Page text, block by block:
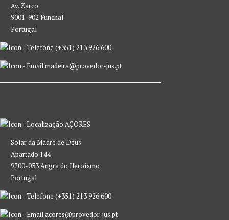
Av. Zarco
9001-902 Funchal
Portugal
(+351) 213 926 600
madeira@provedor-jus.pt
AÇORES
Solar da Madre de Deus
Apartado 144
9700-033 Angra do Heroísmo
Portugal
(+351) 213 926 600
acores@provedor-jus.pt